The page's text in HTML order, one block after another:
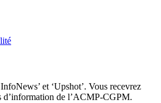
et ‘Upshot’. Vous recevrez
d’information de l’ACMP-CGPM.